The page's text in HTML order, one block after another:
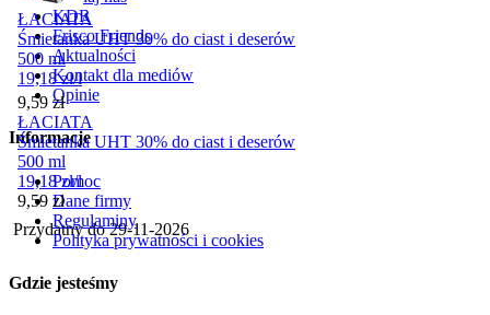
ŁACIATA
Śmietanka UHT 30% do ciast i deserów
500 ml
19,18 zł/l
Cena
9,59 zł
ŁACIATA
Śmietanka UHT 30% do ciast i deserów
500 ml
19,18 zł/l
Cena
9,59 zł
Przydatny do29-11-2026
KDR
Frisco Friends
Aktualności
Kontakt dla mediów
Opinie
Informacje
Pomoc
Dane firmy
Regulaminy
Polityka prywatności i cookies
Gdzie jesteśmy